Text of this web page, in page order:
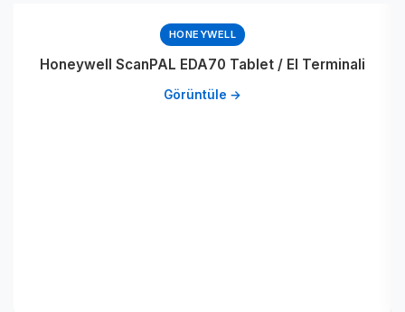
HONEYWELL
Honeywell ScanPAL EDA70 Tablet / El Terminali
Görüntüle →